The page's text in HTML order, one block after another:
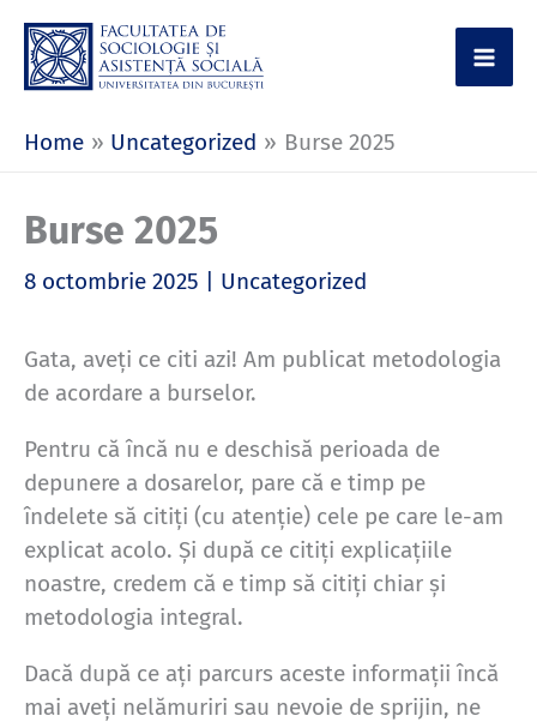
content
Home Uncategorized Burse 2025
Burse 2025
8 octombrie 2025 Uncategorized
Gata, aveți ce citi azi! Am publicat metodologia
de acordare a burselor.
Pentru că încă nu e deschisă perioada de
depunere a dosarelor, pare că e timp pe
îndelete să citiți (cu atenție) cele pe care le-am
explicat acolo. Și după ce citiți explicațiile
noastre, credem că e timp să citiți chiar și
metodologia integral.
Dacă după ce ați parcurs aceste informații încă
mai aveți nelămuriri sau nevoie de sprijin, ne